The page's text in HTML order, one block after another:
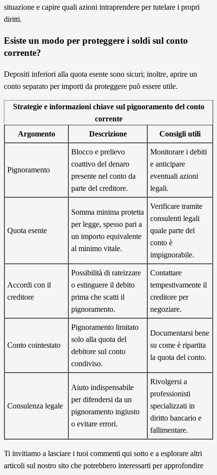
situazione e capire quali azioni intraprendere per tutelare i propri
diritti.
Esiste un modo per proteggere i soldi sul conto
corrente?
Depositi inferiori alla quota esente sono sicuri; inoltre, aprire un
conto separato per importi da proteggere può essere utile.
Strategie e informazioni chiave sul pignoramento del conto
corrente
Argomento
Descrizione Consigli utili
Pignoramento
Blocco e prelievo
coattivo del denaro
presente nel conto da
parte del creditore.
Monitorare i debiti
e anticipare
eventuali azioni
legali.
Quota esente
Somma minima protetta
per legge, spesso pari a
un importo equivalente
al minimo vitale.
Verificare tramite
consulenti legali
quale parte del
conto è
impignorabile.
Accordi con il
creditore
Possibilità di rateizzare
o estinguere il debito
prima che scatti il
pignoramento.
Contattare
tempestivamente il
creditore per
negoziare.
Conto cointestato
Pignoramento limitato
solo alla quota del
debitore sul conto
condiviso.
Documentarsi bene
su come è ripartita
la quota del conto.
Consulenza legale
Aiuto indispensabile
per difendersi da un
pignoramento ingiusto
o evitare errori.
Rivolgersi a
professionisti
specializzati in
diritto bancario e
fallimentare.
Ti invitiamo a lasciare i tuoi commenti qui sotto e a esplorare altri
articoli sul nostro sito che potrebbero interessarti per approfondire